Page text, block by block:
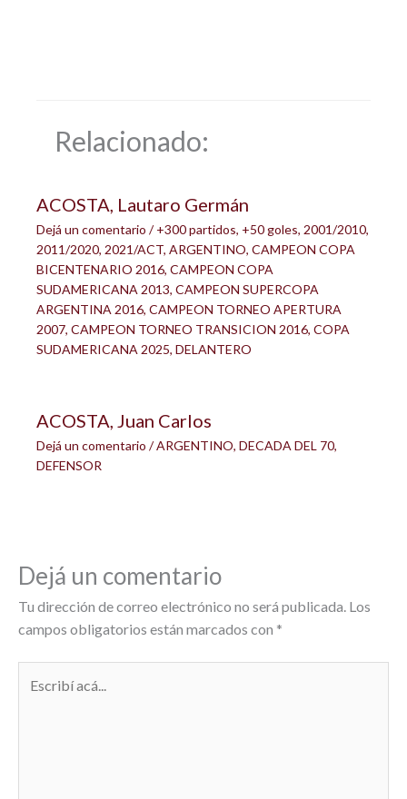
Relacionado:
ACOSTA, Lautaro Germán
Dejá un comentario /+300 partidos, +50 goles, 2001/2010,
2011/2020, 2021/ACT, ARGENTINO, CAMPEON COPA
BICENTENARIO 2016, CAMPEON COPA
SUDAMERICANA 2013, CAMPEON SUPERCOPA
ARGENTINA 2016, CAMPEON TORNEO APERTURA
2007, CAMPEON TORNEO TRANSICION 2016, COPA
SUDAMERICANA 2025, DELANTERO
ACOSTA, Juan Carlos
Dejá un comentario /ARGENTINO, DECADA DEL 70,
DEFENSOR
Dejá un comentario
Tu dirección de correo electrónico no será publicada. Los
campos obligatorios están marcados con *
acá...